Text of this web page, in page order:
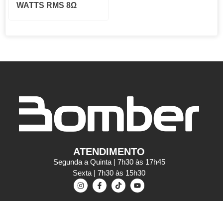
WATTS RMS 8Ω
ATENDIMENTO
Segunda a Quinta | 7h30 às 17h45
Sexta | 7h30 às 15h30